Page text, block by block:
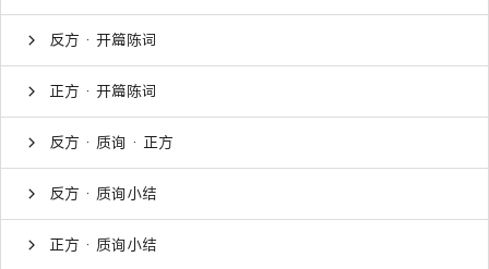
反方 · 开篇陈词
正方 · 开篇陈词
反方 · 质询 · 正方
反方 · 质询小结
正方 · 质询小结